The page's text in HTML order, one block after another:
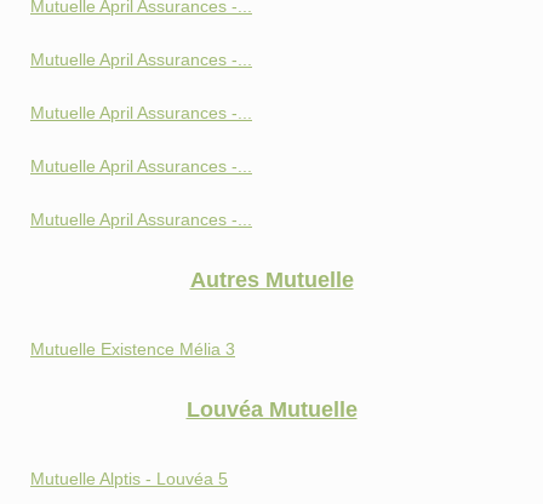
Mutuelle April Assurances -...
Mutuelle April Assurances -...
Mutuelle April Assurances -...
Mutuelle April Assurances -...
Mutuelle April Assurances -...
Autres Mutuelle
Mutuelle Existence Mélia 3
Louvéa Mutuelle
Mutuelle Alptis - Louvéa 5